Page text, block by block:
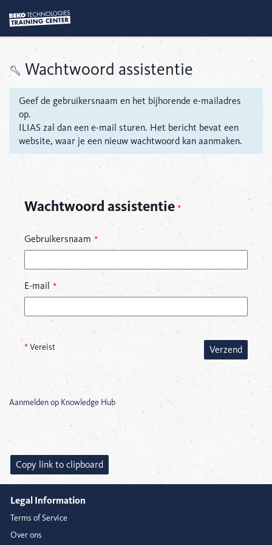
Wachtwoord assistentie
Geef de gebruikersnaam en het bijhorende e-mailadres
op.
ILIAS zal dan een e-mail sturen. Het bericht bevat een
website, waar je een nieuw wachtwoord kan aanmaken.
Wachtwoord assistentie *
Gebruikersnaam *
E-mail *
*Vereist Verzend
Aanmelden op Knowledge Hub
Copy link to clipboard
Legal Information
Terms of Service
Over ons